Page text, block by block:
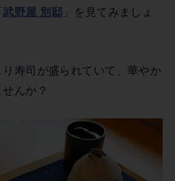
武野屋 別邸」を見てみましょ
寿司が盛られていて、華やか
んか？